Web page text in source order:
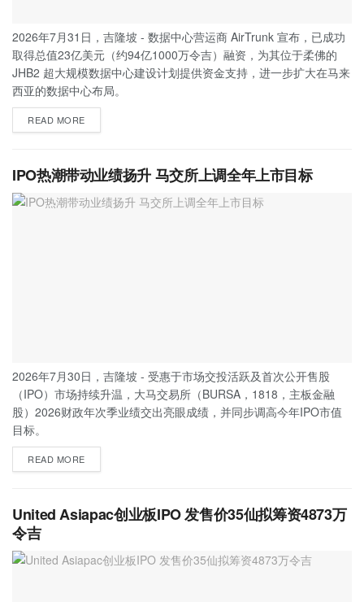
2026年7月31日，吉隆坡 - 数据中心营运商 AirTrunk 宣布，已成功
取得总值23亿美元（约94亿1000万令吉）融资，为其位于柔佛的
JHB2 超大规模数据中心建设计划提供资金支持，进一步扩大在马来
西亚的数据中心布局。
READ MORE
IPO热潮带动业绩扬升 马交所上调全年上市目标
2026年7月30日，吉隆坡 - 受惠于市场交投活跃及首次公开售股
（IPO）市场持续升温，大马交易所（BURSA，1818，主板金融
股）2026财政年次季业绩交出亮眼成绩，并同步调高今年IPO市值
目标。
READ MORE
United Asiapac创业板IPO 发售价35仙拟筹资4873万
令吉